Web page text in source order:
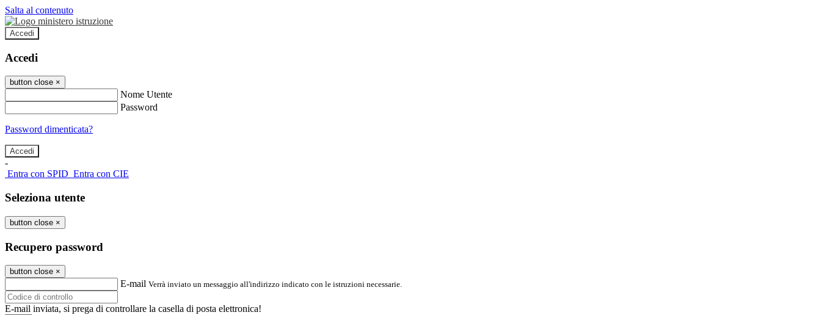
Salta al contenuto
Accedi
Accedi
button close ×
Nome Utente
Password
Password dimenticata?
-
Entra con SPID Entra con CIE
Seleziona utente
button close ×
Recupero password
button close ×
E-mail Verrà inviato un messaggio all'indirizzo indicato con le istruzioni necessarie.
E-mail inviata, si prega di controllare la casella di posta elettronica!